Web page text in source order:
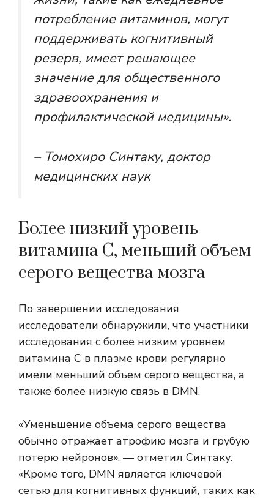
потребление витаминов, могут
поддерживать когнитивный
резерв, имеет решающее
значение для общественного
здравоохранения и
профилактической медицины».
– Томохиро Синтаку, доктор
медицинских наук
Более низкий уровень
витамина С, меньший объем
серого вещества мозга
По завершении исследования
исследователи обнаружили, что участники
исследования с более низким уровнем
витамина С в плазме крови регулярно
имели меньший объем серого вещества, а
также более низкую связь в DMN.
«Уменьшение объема серого вещества
обычно отражает атрофию мозга и грубую
потерю нейронов», — отметил Синтаку.
«Кроме того, DMN является ключевой
сетью для когнитивных функций, таких как